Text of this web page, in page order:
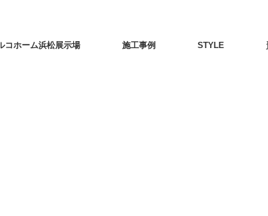
コホーム浜松展示場 施工事例 STYLE